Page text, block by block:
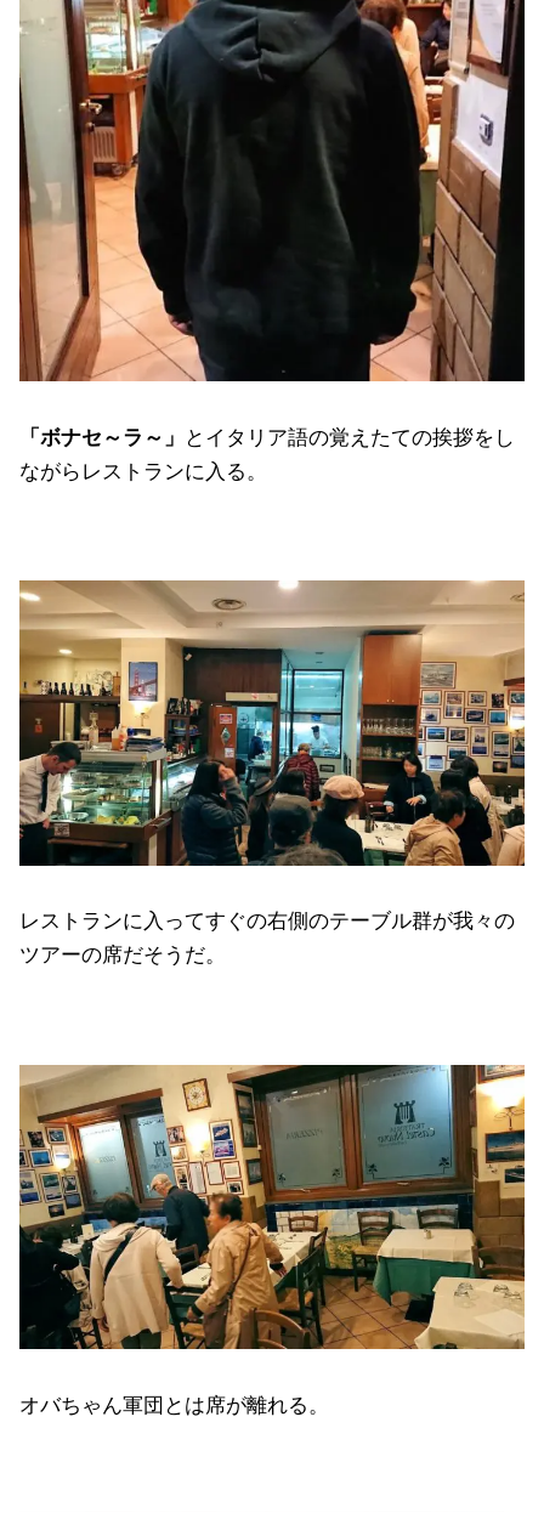
「ボナセ～ラ～」
とイタリア語の覚えたての挨拶をし
ながらレストランに入る。
レストランに入ってすぐの右側のテーブル群が我々の
ツアーの席だそうだ。
オバちゃん軍団とは席が離れる。